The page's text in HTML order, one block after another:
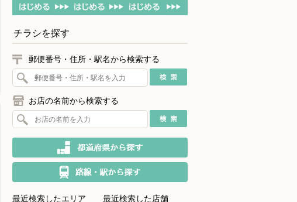
チラシを探す
郵便番号・住所・駅名から検索する
お店の名前から検索する
最近検索したエリア 最近検索した店舗